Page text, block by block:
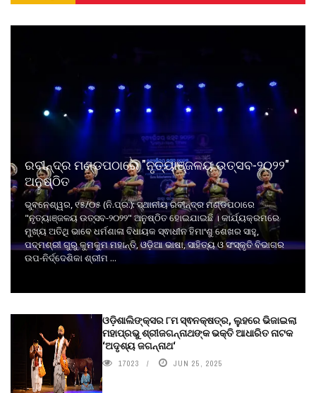
ରବୀନ୍ଦ୍ର ମଣ୍ଡପଠାରେ "ନୃତ୍ୟାଞ୍ଜଳୟ ଉତ୍ସବ-୨୦୨୨"
ଅନୁଷ୍ଠିତ
ଭୁବନେଶ୍ୱର, ୧୫/୦୫ (ନି.ପ୍ର.): ସ୍ଥାନୀୟ ରବୀନ୍ଦ୍ର ମଣ୍ଡପଠାରେ
"ନୃତ୍ୟାଞ୍ଜଳୟ ଉତ୍ସବ-୨୦୨୨" ଅନୁଷ୍ଠିତ ହୋଇଯାଇଛି । କାର୍ଯ୍ୟକ୍ରମରେ
ମୁଖ୍ୟ ଅତିଥି ଭାବେ ଧର୍ମଶାଳା ବିଧାୟକ ସ୍ଵାଧୀନ ହିମାଂଶୁ ଶେଖର ସାହୁ,
ପଦ୍ମଶ୍ରୀ ଗୁରୁ କୁମକୁମ ମହାନ୍ତି, ଓଡ଼ିଆ ଭାଷା, ସାହିତ୍ୟ ଓ ସଂସ୍କୃତି ବିଭାଗର
ଉପ-ନିର୍ଦ୍ଦେଶିକା ଶ୍ରୀମ ...
ଓଡ଼ିଶାଲିଙ୍କ୍ସର ୮ମ ସ୍ଵନକ୍ଷତ୍ର, ଲୁହରେ ଭିଜାଇଲା
ମହାପ୍ରଭୁ ଶ୍ରୀଜଗନ୍ନାଥଙ୍କ ଭକ୍ତି ଆଧାରିତ ନାଟକ
‘ଅଦୃଶ୍ୟ ଜଗନ୍ନାଥ‘
17023 JUN 25, 2025